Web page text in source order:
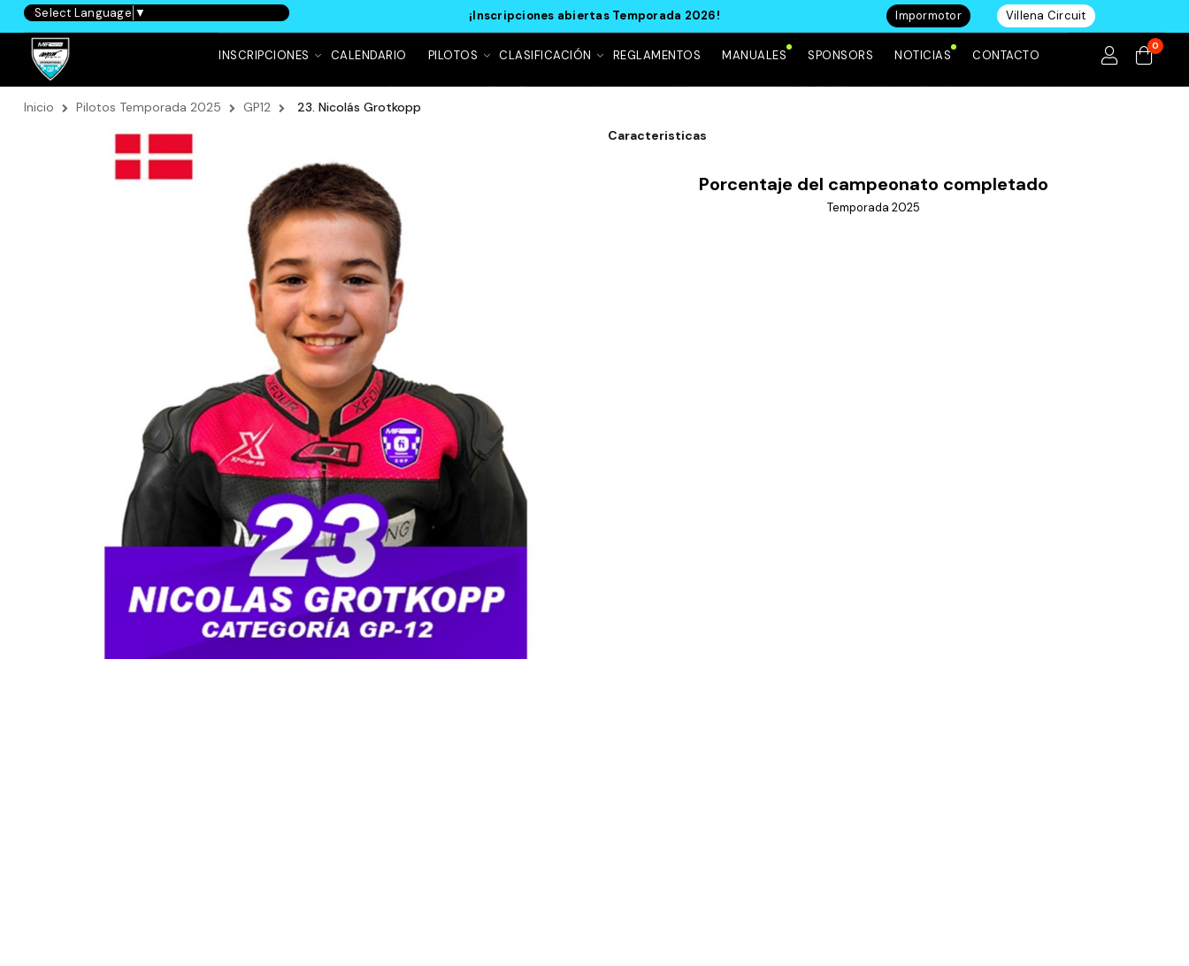
Select Language ▼ ¡Inscripciones abiertas Temporada 2026! Impormotor Villena Circuit
INSCRIPCIONES CALENDARIO PILOTOS CLASIFICACIÓN REGLAMENTOS MANUALES SPONSORS NOTICIAS CONTACTO
0
Inicio Pilotos Temporada 2025 GP12
23. Nicolás Grotkopp
Caracteristicas
Porcentaje del campeonato completado
Temporada 2025